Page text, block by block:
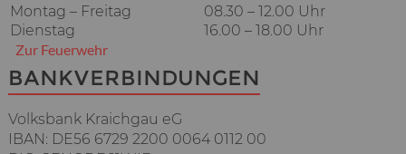
Montag – Freitag
08.30 – 12.00 Uhr
Dienstag
16.00 – 18.00 Uhr
Zur Feuerwehr
BANKVERBINDUNGEN
Volksbank Kraichgau eG
IBAN: DE56 6729 2200 0064 0112 00